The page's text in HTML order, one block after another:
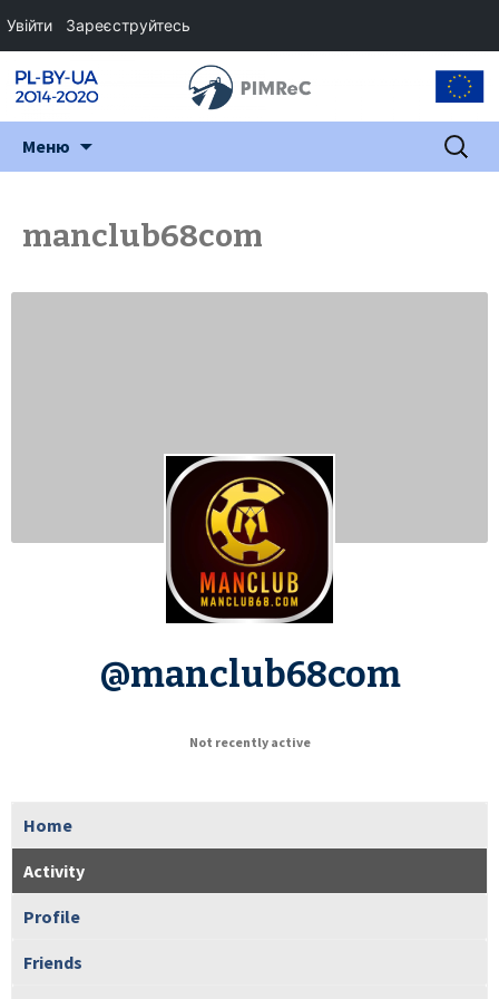
Меню Пошук:
manclub68com
@manclub68com
Not recently active
Home
Activity
Profile
Friends
Увійти Зареєструйтесь